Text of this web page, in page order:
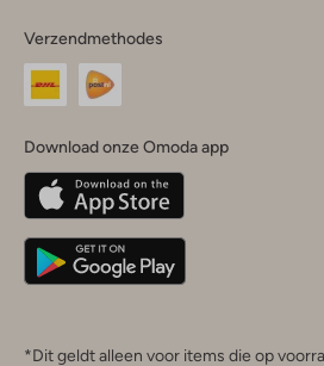
je
land
Nederland
Belgique(Français)
Deutschland
Verzendmethodes
Download onze Omoda app
*Dit geldt alleen voor items die op